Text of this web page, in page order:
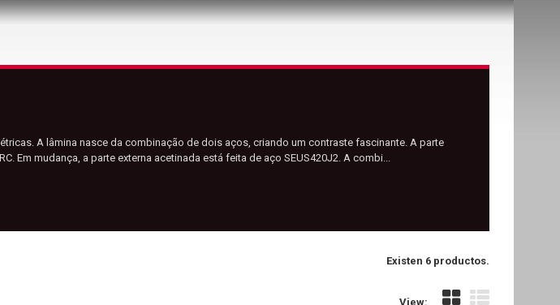
A lâmina nasce da combinação de dois aços, criando um contraste fascinante. A parte
Em mudança, a parte externa acetinada está feita de aço SEUS420J2. A combi...
Existen 6 productos.
View: